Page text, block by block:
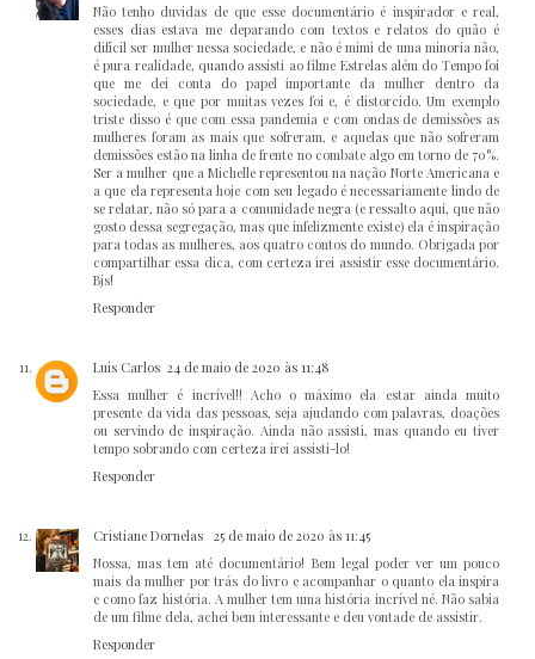
Não tenho duvidas de que esse documentário é inspirador e real,
esses dias estava me deparando com textos e relatos do quão é
difícil ser mulher nessa sociedade, e não é mimi de uma minoria não,
é pura realidade, quando assisti ao filme Estrelas além do Tempo foi
que me dei conta do papel importante da mulher dentro da
sociedade, e que por muitas vezes foi e, é distorcido. Um exemplo
triste disso é que com essa pandemia e com ondas de demissões as
mulheres foram as mais que sofreram, e aquelas que não sofreram
demissões estão na linha de frente no combate algo em torno de 70%.
Ser a mulher que a Michelle representou na nação Norte Americana e
a que ela representa hoje com seu legado é necessariamente lindo de
se relatar, não só para a comunidade negra (e ressalto aqui, que não
gosto dessa segregação, mas que infelizmente existe) ela é inspiração
para todas as mulheres, aos quatro contos do mundo. Obrigada por
compartilhar essa dica, com certeza irei assistir esse documentário.
Bjs!
Responder
Luis Carlos 24 de maio de 2020 às 11:48
Essa mulher é incrível!! Acho o máximo ela estar ainda muito
presente da vida das pessoas, seja ajudando com palavras, doações
ou servindo de inspiração. Ainda não assisti, mas quando eu tiver
tempo sobrando com certeza irei assisti-lo!
Responder
Cristiane Dornelas 25 de maio de 2020 às 11:45
Nossa, mas tem até documentário! Bem legal poder ver um pouco
mais da mulher por trás do livro e acompanhar o quanto ela inspira
e como faz história. A mulher tem uma história incrível né. Não sabia
de um filme dela, achei bem interessante e deu vontade de assistir.
Responder